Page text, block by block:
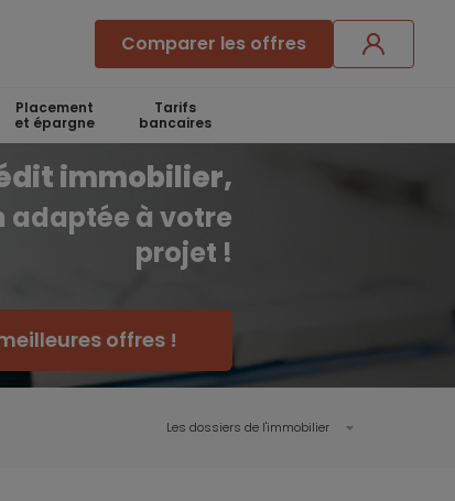
Comparer les offres
Placement
et épargne
Tarifs
bancaires
immobilier,
adaptée à votre
projet !
offres !
Les dossiers de l'immobilier